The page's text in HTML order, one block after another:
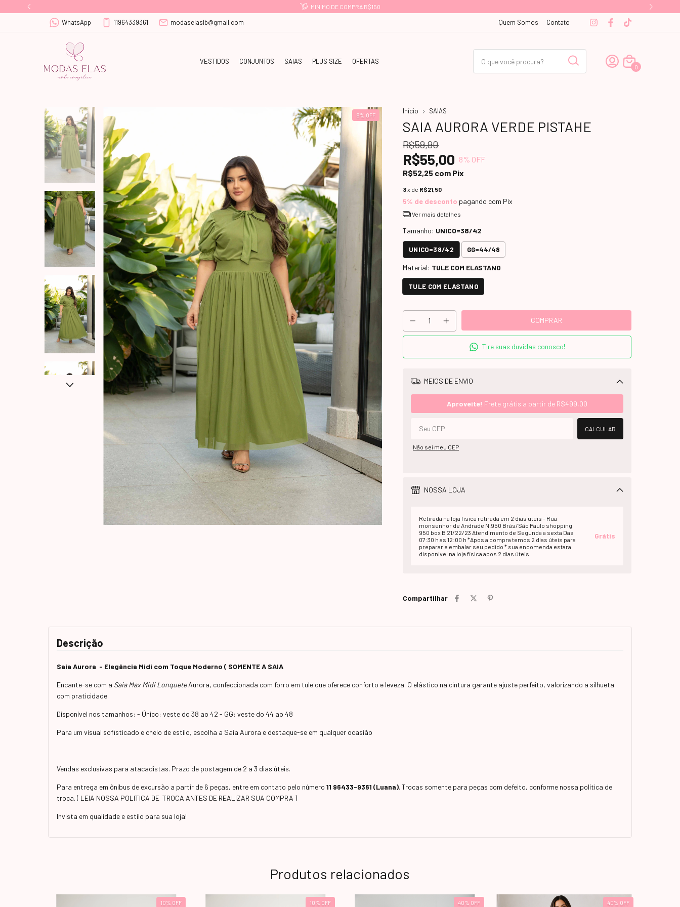
PAGUE COM PIX E GANHE -5% OFF
WhatsApp 11964339361 modaselaslb@gmail.com Quem Somos Contato
VESTIDOS CONJUNTOS SAIAS PLUS SIZE OFERTAS
0
8% OFF
Início SAIAS
SAIA AURORA VERDE PISTAHE
R$59,90
R$55,00 8% OFF
R$52,25 com Pix
3x de R$21,50
5% de desconto pagando com Pix
Ver mais detalhes
Tamanho: UNICO=38/42
UNICO=38/42 GG=44/48
Material: TULE COM ELASTANO
TULE COM ELASTANO
Tire suas duvidas conosco!
MEIOS DE ENVIO
Aproveite! Frete grátis a partir de R$499,00
CALCULAR
Não sei meu CEP
NOSSA LOJA
Retirada na loja fisica retirada em 2 dias uteis - Rua
monsenhor de Andrade N.950 Brás/São Paulo shopping
950 box B 21/22/23 Atendimento de Segunda a sexta Das
07:30 h as 12:00 h *Apos a compra temos 2 dias úteis para
preparar e embalar seu pedido * sua encomenda estara
disponivel na loja fisica apos 2 dias úteis
Grátis
Compartilhar
Descrição
Saia Aurora - Elegância Midi com Toque Moderno ( SOMENTE A SAIA
Encante-se com a Saia Max Midi LonqueteAurora, confeccionada com forro em tule que oferece conforto e leveza. O elástico na cintura garante ajuste perfeito, valorizando a silhueta
com praticidade.
Disponível nos tamanhos: - Único: veste do 38 ao 42 - GG: veste do 44 ao 48
Para um visual sofisticado e cheio de estilo, escolha a Saia Aurora e destaque-se em qualquer ocasião
Vendas exclusivas para atacadistas. Prazo de postagem de 2 a 3 dias úteis.
Para entrega em ônibus de excursão a partir de 6 peças, entre em contato pelo número 11 96433-9361 (Luana). Trocas somente para peças com defeito, conforme nossa política de
troca. ( LEIA NOSSA POLITICA DE TROCA ANTES DE REALIZAR SUA COMPRA )
Invista em qualidade e estilo para sua loja!
Produtos relacionados
10% OFF 10% OFF 40% OFF 40% OFF